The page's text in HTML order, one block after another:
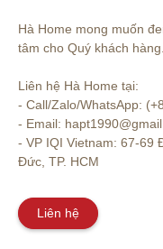
Hà Home mong muốn
tâm cho Quý khách hàng.
Liên hệ Hà Home tại:
- Call/Zalo/WhatsApp:
- Email:
- VP IQI Vietnam: 67-69
Đức, TP. HCM
Liên hệ